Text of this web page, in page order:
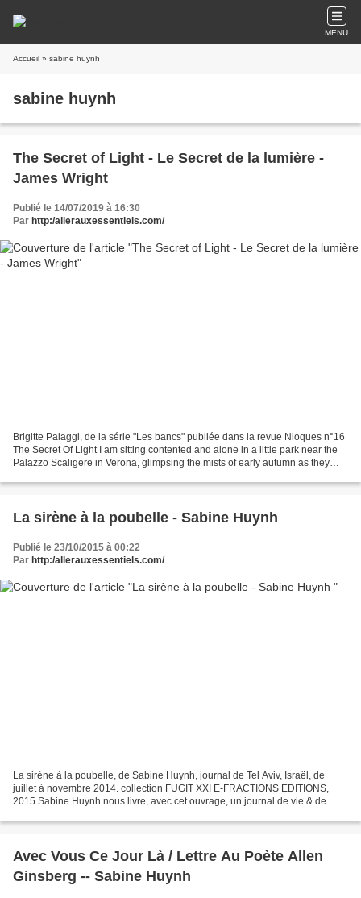
MENU
Accueil » sabine huynh
sabine huynh
The Secret of Light - Le Secret de la lumière -
James Wright
Publié le 14/07/2019 à 16:30
Par http:/allerauxessentiels.com/
Brigitte Palaggi, de la série "Les bancs" publiée dans la revue Nioques n°16
The Secret Of Light I am sitting contented and alone in a little park near the
Palazzo Scaligere in Verona, glimpsing the mists of early autumn as they
La sirène à la poubelle - Sabine Huynh
Publié le 23/10/2015 à 00:22
Par http:/allerauxessentiels.com/
La sirène à la poubelle, de Sabine Huynh, journal de Tel Aviv, Israël, de
juillet à novembre 2014. collection FUGIT XXI E-FRACTIONS EDITIONS,
2015 Sabine Huynh nous livre, avec cet ouvrage, un journal de vie & de
Avec Vous Ce Jour Là / Lettre Au Poète Allen
Ginsberg -- Sabine Huynh